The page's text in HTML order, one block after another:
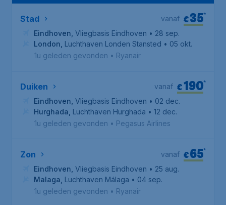
Stad €35*
vanaf
Eindhoven Vliegbasis Eindhoven • 28 sep.
London Luchthaven Londen Stansted • 05 okt.
1u geleden gevonden • Ryanair
Duiken €190*
vanaf
Eindhoven Vliegbasis Eindhoven • 02 dec.
Hurghada Luchthaven Hurghada • 12 dec.
1u geleden gevonden • Pegasus Airlines
Zon €65*
vanaf
Eindhoven Vliegbasis Eindhoven • 25 aug.
Malaga Luchthaven Málaga • 04 sep.
1u geleden gevonden • Ryanair